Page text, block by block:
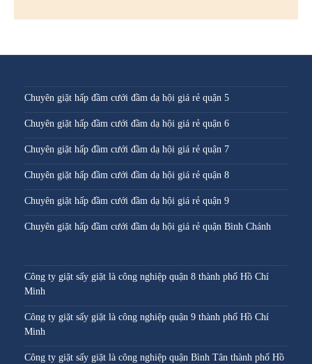
Chuyên giặt hấp đầm cưới đầm dạ hội giá rẻ quận 5
Chuyên giặt hấp đầm cưới đầm dạ hội giá rẻ quận 6
Chuyên giặt hấp đầm cưới đầm dạ hội giá rẻ quận 7
Chuyên giặt hấp đầm cưới đầm dạ hội giá rẻ quận 8
Chuyên giặt hấp đầm cưới đầm dạ hội giá rẻ quận 9
Chuyên giặt hấp đầm cưới đầm dạ hội giá rẻ quận Bình Chánh
Công ty giặt sấy giặt là công nghiệp quận 8 thành phố Hồ Chí
Minh
Công ty giặt sấy giặt là công nghiệp quận 9 thành phố Hồ Chí
Minh
Công ty giặt sấy giặt là công nghiệp quận Bình Tân thành phố Hồ